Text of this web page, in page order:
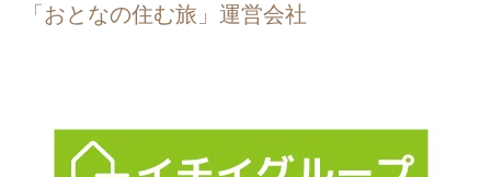
「おとなの住む旅」運営会社